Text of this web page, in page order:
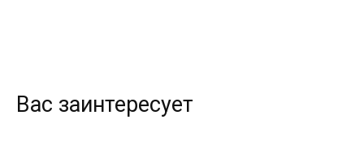
Вас заинтересует